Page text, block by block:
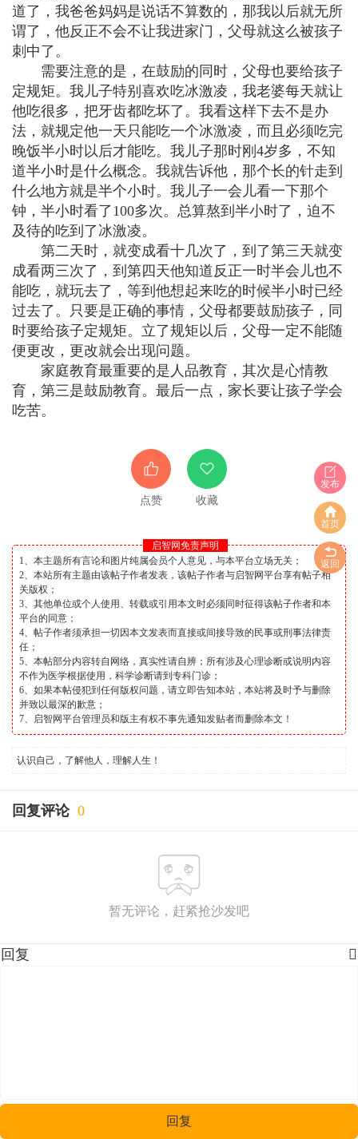
道了，我爸爸妈妈是说话不算数的，那我以后就无所
谓了，他反正不会不让我进家门，父母就这么被孩子
刺中了。
需要注意的是，在鼓励的同时，父母也要给孩子
定规矩。我儿子特别喜欢吃冰激凌，我老婆每天就让
他吃很多，把牙齿都吃坏了。我看这样下去不是办
法，就规定他一天只能吃一个冰激凌，而且必须吃完
晚饭半小时以后才能吃。我儿子那时刚4岁多，不知
道半小时是什么概念。我就告诉他，那个长的针走到
什么地方就是半个小时。我儿子一会儿看一下那个
钟，半小时看了100多次。总算熬到半小时了，迫不
及待的吃到了冰激凌。
第二天时，就变成看十几次了，到了第三天就变
成看两三次了，到第四天他知道反正一时半会儿也不
能吃，就玩去了，等到他想起来吃的时候半小时已经
过去了。只要是正确的事情，父母都要鼓励孩子，同
时要给孩子定规矩。立了规矩以后，父母一定不能随
便更改，更改就会出现问题。
家庭教育最重要的是人品教育，其次是心情教
育，第三是鼓励教育。最后一点，家长要让孩子学会
吃苦。
点赞 收藏
启智网免责声明
1、本主题所有言论和图片纯属会员个人意见，与本平台立场无关；
2、本站所有主题由该帖子作者发表，该帖子作者与启智网平台享有帖子相
关版权；
3、其他单位或个人使用、转载或引用本文时必须同时征得该帖子作者和本
平台的同意；
4、帖子作者须承担一切因本文发表而直接或间接导致的民事或刑事法律责
任；
5、本帖部分内容转自网络，真实性请自辨；所有涉及心理诊断或说明内容
不作为医学根据使用，科学诊断请到专科门诊；
6、如果本帖侵犯到任何版权问题，请立即告知本站，本站将及时予与删除
并致以最深的歉意；
7、启智网平台管理员和版主有权不事先通知发贴者而删除本文！
认识自己，了解他人，理解人生！
回复评论 0
暂无评论，赶紧抢沙发吧
发布
首页
返回

回复
回复